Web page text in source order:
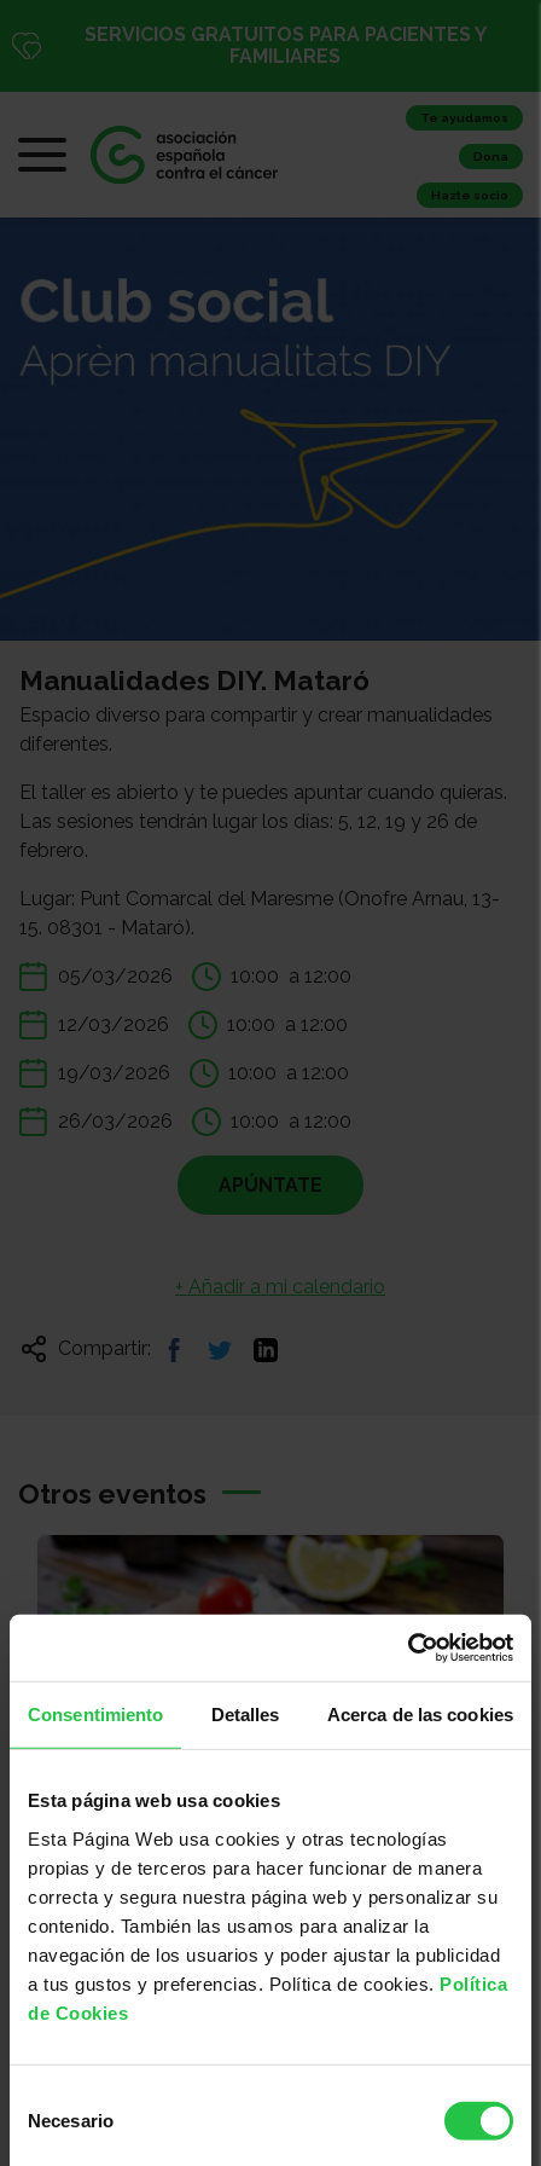
Consentimiento Detalles Acerca de las cookies
Esta página web usa cookies
Esta Página Web usa cookies y otras tecnologías
propias y de terceros para hacer funcionar de manera
correcta y segura nuestra página web y personalizar su
contenido. También las usamos para analizar la
navegación de los usuarios y poder ajustar la publicidad
a tus gustos y preferencias. Política de cookies. Política
de Cookies
Necesario
SERVICIOS GRATUITOS PARA PACIENTES Y
FAMILIARES
Te ayudamos
Dona
Hazte socio
Manualidades DIY. Mataró
Espacio diverso para compartir y crear manualidades
diferentes.
El taller es abierto y te puedes apuntar cuando quieras.
Las sesiones tendrán lugar los días: 5, 12, 19 y 26 de
febrero.
Lugar: Punt Comarcal del Maresme (Onofre Arnau, 13-
15. 08301 - Mataró).
05/03/2026 10:00 a 12:00
12/03/2026 10:00 a 12:00
19/03/2026 10:00 a 12:00
26/03/2026 10:00 a 12:00
APÚNTATE
+ Añadir a mi calendario
Compartir:
Otros eventos
13/08/2026
XI concurs solidari d'albergínies
plenes i coques - Ciutadella